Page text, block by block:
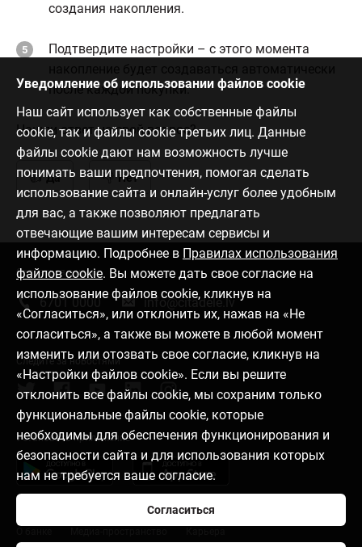
создания накопления.
Подтвердите настройки – с этого момента
после каждой покупки.
Нашли ответ на свой вопрос?
Да Нет
Уведомление об использовании файлов cookie
Наш сайт использует как собственные файлы
cookie, так и файлы cookie третьих лиц. Данные
файлы cookie дают нам возможность лучше
понимать ваши предпочтения, помогая сделать
использование сайта и онлайн-услуг более удобным
для вас, а также позволяют предлагать
отвечающие вашим интересам сервисы и
информацию. Подробнее в Правилах использования
файлов cookie. Вы можете дать свое согласие на
использование файлов cookie, кликнув на
«Согласиться», или отклонить их, нажав на «Не
согласиться», а также вы можете в любой момент
изменить или отозвать свое согласие, кликнув на
«Настройки файлов cookie». Если вы решите
отклонить все файлы cookie, мы сохраним только
функциональные файлы cookie, которые
необходимы для обеспечения функционирования и
безопасности сайта и для использования которых
нам не требуется ваше согласие.
Согласиться
Связаться с нами
6701 0000 info@citadele.lv
Следите за новостями
Установить приложение